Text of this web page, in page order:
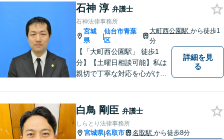
困りの方はお気軽にご相談く
ださい。
石神 淳 弁護士
石神法律事務所
宮城
県
|
仙台市青葉
区
大町西公園駅から徒歩1
分
【「大町西公園駅」 徒歩1
分】【土曜日相談可能】私は
親切で丁寧な対応を心がけ、
援を提供しています。 依頼者
の要望を実現するため、迅速
かつ的確に対応いたします。
詳細を見
る
白鳥 剛臣 弁護士
しらとり法律事務所
宮城県|名取市 名取駅 から徒歩8分